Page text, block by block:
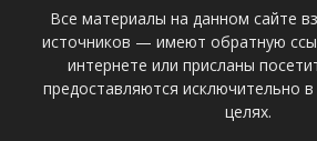
Все материалы на данном сайте
источников — имеют обратную
интернете или присланы
предоставляются исключительно
целях.